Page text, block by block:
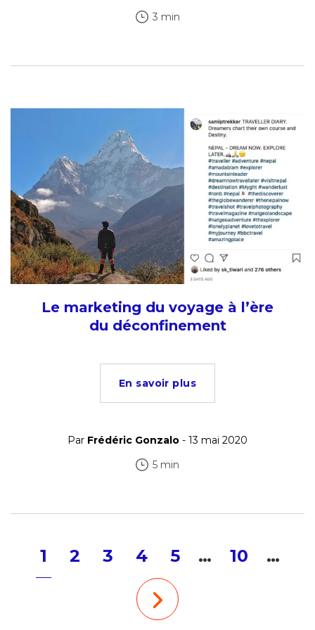
3 min
Le marketing du voyage à l’ère
du déconfinement
En savoir plus
Par Frédéric Gonzalo - 13 mai 2020
5 min
1 2 3 4 5 … 10 …